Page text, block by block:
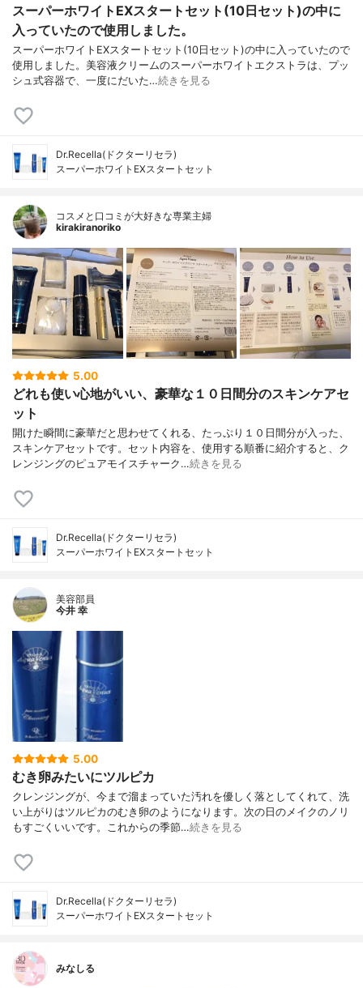
スーパーホワイトEXスタートセット(10日セット)の中に
入っていたので使用しました。
スーパーホワイトEXスタートセット(10日セット)の中に入っていたので
使用しました。美容液クリームのスーパーホワイトエクストラは、プッ
シュ式容器で、一度にだいた…続きを見る
Dr.Recella(ドクターリセラ)
スーパーホワイトEXスタートセット
コスメと口コミが大好きな専業主婦
kirakiranoriko
5.00
どれも使い心地がいい、豪華な１０日間分のスキンケアセ
ット
開けた瞬間に豪華だと思わせてくれる、たっぷり１０日間分が入った、
スキンケアセットです。セット内容を、使用する順番に紹介すると、ク
レンジングのピュアモイスチャーク…続きを見る
Dr.Recella(ドクターリセラ)
スーパーホワイトEXスタートセット
美容部員
今井 幸
5.00
むき卵みたいにツルピカ
クレンジングが、今まで溜まっていた汚れを優しく落としてくれて、洗
い上がりはツルピカのむき卵のようになります。次の日のメイクのノリ
もすごくいいです。これからの季節…続きを見る
Dr.Recella(ドクターリセラ)
スーパーホワイトEXスタートセット
みなしる